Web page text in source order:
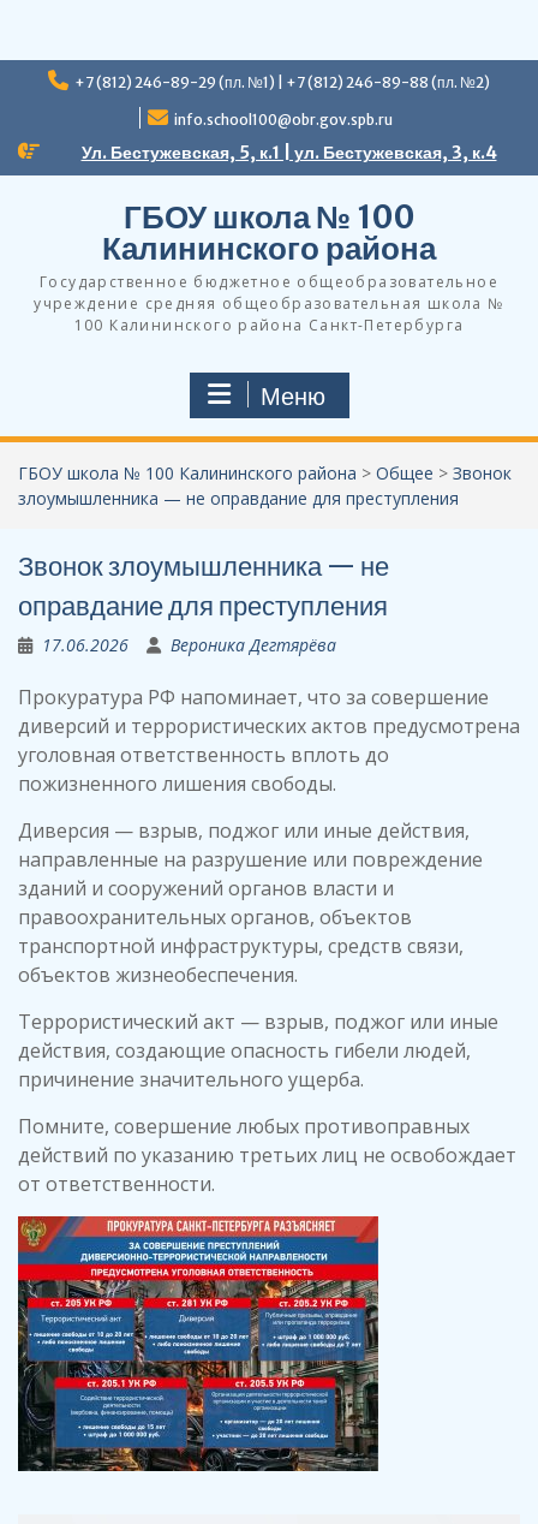
Перейти
+7 (812) 246-89-29 (пл. №1) | +7 (812) 246-89-88 (пл. №2)
info.school100@obr.gov.spb.ru
Ул. Бестужевская, 5, к.1 | ул. Бестужевская, 3, к.4
ГБОУ школа № 100
Калининского района
Государственное бюджетное общеобразовательное
учреждение средняя общеобразовательная школа №
100 Калининского района Санкт-Петербурга
Меню
ГБОУ школа № 100 Калининского района > Общее > Звонок
злоумышленника — не оправдание для преступления
Звонок злоумышленника — не
оправдание для преступления
17.06.2026 Вероника Дегтярёва
Прокуратура РФ напоминает, что за совершение
диверсий и террористических актов предусмотрена
уголовная ответственность вплоть до
пожизненного лишения свободы.
Диверсия — взрыв, поджог или иные действия,
направленные на разрушение или повреждение
зданий и сооружений органов власти и
правоохранительных органов, объектов
транспортной инфраструктуры, средств связи,
объектов жизнеобеспечения.
Террористический акт — взрыв, поджог или иные
действия, создающие опасность гибели людей,
причинение значительного ущерба.
Помните, совершение любых противоправных
действий по указанию третьих лиц не освобождает
от ответственности.